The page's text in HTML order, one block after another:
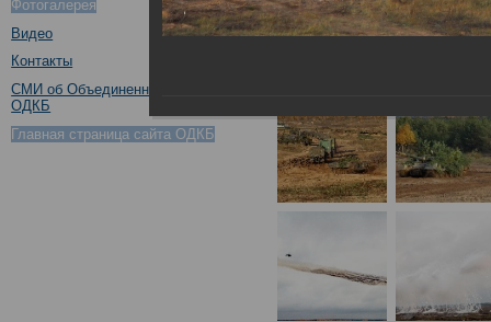
Фотогалерея
Видео
Контакты
СМИ об Объединенном штабе
ОДКБ
Главная страница сайта ОДКБ